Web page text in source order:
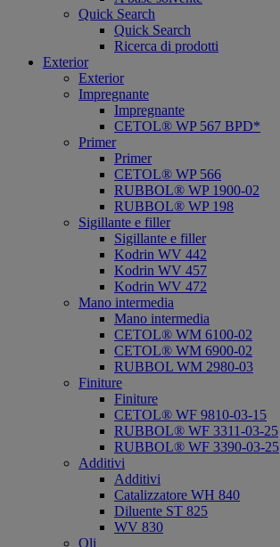
Quick Search
Quick Search
Ricerca di prodotti
Exterior
Exterior
Impregnante
Impregnante
CETOL® WP 567 BPD*
Primer
Primer
CETOL® WP 566
RUBBOL® WP 1900-02
RUBBOL® WP 198
Sigillante e filler
Sigillante e filler
Kodrin WV 442
Kodrin WV 457
Kodrin WV 472
Mano intermedia
Mano intermedia
CETOL® WM 6100-02
CETOL® WM 6900-02
RUBBOL WM 2980-03
Finiture
Finiture
CETOL® WF 9810-03-15
RUBBOL® WF 3311-03-25
RUBBOL® WF 3390-03-25
Additivi
Additivi
Catalizzatore WH 840
Diluente ST 825
WV 830
Oli